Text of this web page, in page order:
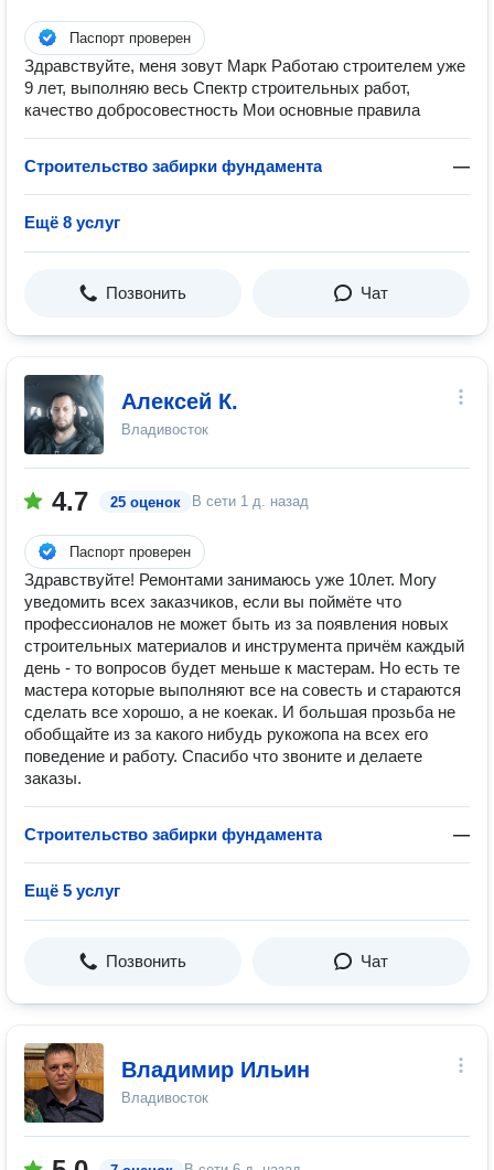
Паспорт проверен
Здравствуйте, меня зовут Марк Работаю строителем уже
9 лет, выполняю весь Спектр строительных работ,
качество добросовестность Мои основные правила
Строительство забирки фундамента —
Ещё 8 услуг
Позвонить Чат
Алексей К.
Владивосток
4.7 25 оценок В сети 1 д. назад
Паспорт проверен
Здравствуйте! Ремонтами занимаюсь уже 10лет. Могу
уведомить всех заказчиков, если вы поймёте что
профессионалов не может быть из за появления новых
строительных материалов и инструмента причём каждый
день - то вопросов будет меньше к мастерам. Но есть те
мастера которые выполняют все на совесть и стараются
сделать все хорошо, а не коекак. И большая прозьба не
обобщайте из за какого нибудь рукожопа на всех его
поведение и работу. Спасибо что звоните и делаете
заказы.
Строительство забирки фундамента —
Ещё 5 услуг
Позвонить Чат
Владимир Ильин
Владивосток